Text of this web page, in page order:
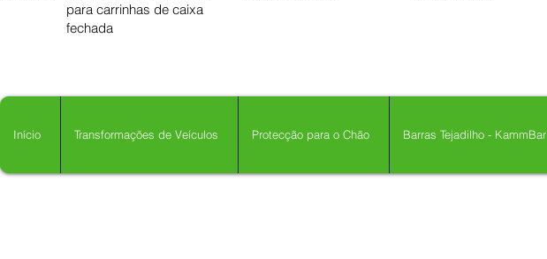
para carrinhas de caixa
fechada
Início Transformações de Veículos Protecção para o Chão Barras Tejadilho - KammBar